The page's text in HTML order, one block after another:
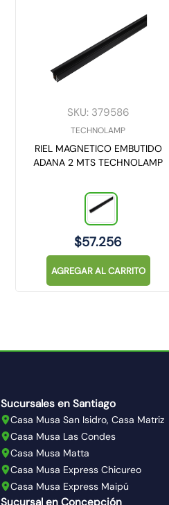
SKU: 379586
TECHNOLAMP
RIEL MAGNETICO EMBUTIDO
ADANA 2 MTS TECHNOLAMP
$57.256
AGREGAR AL CARRITO
Sucursales en Santiago
Casa Musa San Isidro, Casa Matriz
Casa Musa Las Condes
Casa Musa Matta
Casa Musa Express Chicureo
Casa Musa Express Maipú